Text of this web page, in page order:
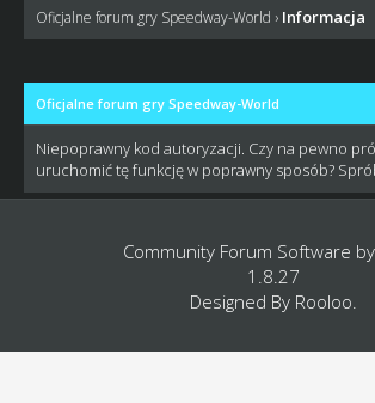
Oficjalne forum gry Speedway-World › Informacja
Oficjalne forum gry Speedway-World
Niepoprawny kod autoryzacji. Czy na pewno
uruchomić tę funkcję w poprawny sposób?
Community Forum Software by
1.8.27
Designed By Rooloo.